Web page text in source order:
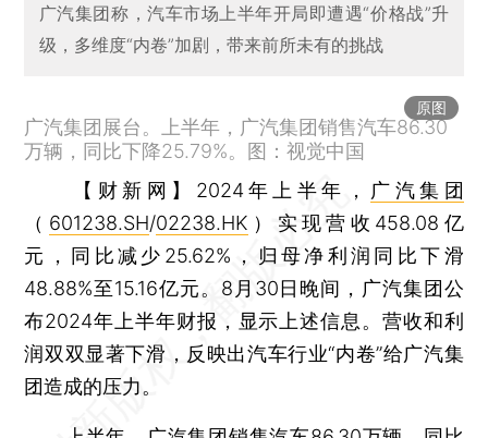
广汽集团称，汽车市场上半年开局即遭遇“价格战”升
级，多维度“内卷”加剧，带来前所未有的挑战
原图
广汽集团展台。上半年，广汽集团销售汽车86.30
万辆，同比下降25.79%。图：视觉中国
【财新网】 2024年上半年， 广汽集团
（ 601238.SH/02238.HK ）实现营收458.08亿
元，同比减少25.62%，归母净利润同比下滑
48.88%至15.16亿元。8月30日晚间，广汽集团公
布2024年上半年财报，显示上述信息。营收和利
润双双显著下滑，反映出汽车行业“内卷”给广汽集
团造成的压力。